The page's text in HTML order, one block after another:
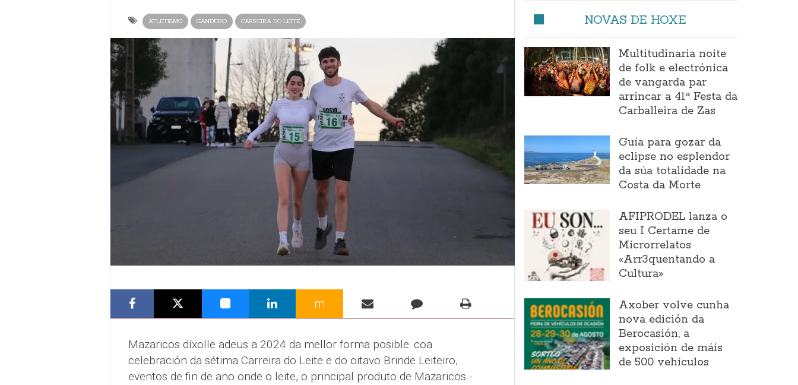
ATLETISMO GANDEIRO CARREIRA DO LEITE
m
Mazaricos díxolle adeus a 2024 da mellor forma posible: coa
celebración da sétima Carreira do Leite e do oitavo Brinde Leiteiro,
eventos de fin de ano onde o leite, o principal produto de Mazaricos -
NOVAS DE HOXE
Multitudinaria noite
de folk e electrónica
de vangarda par
arrincar a 41ª Festa da
Carballeira de Zas
Guía para gozar da
eclipse no esplendor
da súa totalidade na
Costa da Morte
AFIPRODEL lanza o
seu I Certame de
Microrrelatos
«Arr3quentando a
Cultura»
Axober volve cunha
nova edición da
Berocasión, a
exposición de máis
de 500 vehículos